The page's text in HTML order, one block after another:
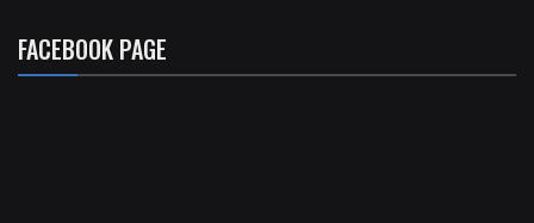
FACEBOOK PAGE